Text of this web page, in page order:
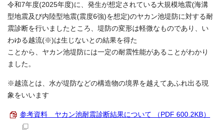
令和7年度(2025年度)に、発生が想定されている大規模地震(海溝
型地震及び内陸型地震(震度6強)を想定)のヤカン池堤防に対する耐
震診断を行いましたところ、堤防の変形は軽微なものであり、い
わゆる越流(※)は生じないとの結果を得た
ことから、ヤカン池堤防には一定の耐震性能があることがわかり
ました。
※越流とは、水が堤防などの構造物の境界を越えてあふれ出る現
象をいいます
参考資料 ヤカン池耐震診断結果について （PDF 600.2KB）